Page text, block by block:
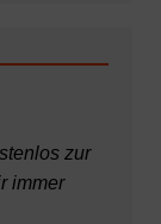
zur
immer